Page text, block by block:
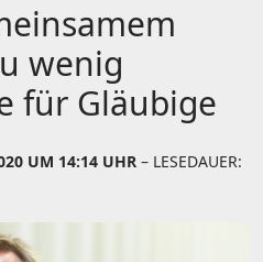
wenig
für Gläubige
UM 14:14 UHR – LESEDAUER: